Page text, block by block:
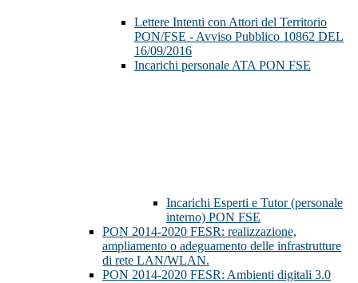
Lettere Intenti con Attori del Territorio
PON/FSE - Avviso Pubblico 10862 DEL
16/09/2016
Incarichi personale ATA PON FSE
Incarichi Esperti e Tutor (personale
interno) PON FSE
PON 2014-2020 FESR: realizzazione,
ampliamento o adeguamento delle infrastrutture
di rete LAN/WLAN.
PON 2014-2020 FESR: Ambienti digitali 3.0